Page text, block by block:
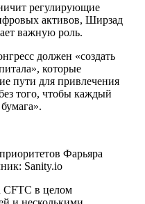
регулирующие
активов, Ширзад
важную роль.
должен «создать
которые
пути для привлечения
того, чтобы каждый
Фарьяра
Sanity.io
CFTC в целом